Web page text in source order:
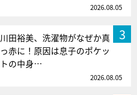
2026.08.05
3
川田裕美、洗濯物がなぜか真
っ赤に！原因は息子のポケッ
トの中身…
2026.08.05